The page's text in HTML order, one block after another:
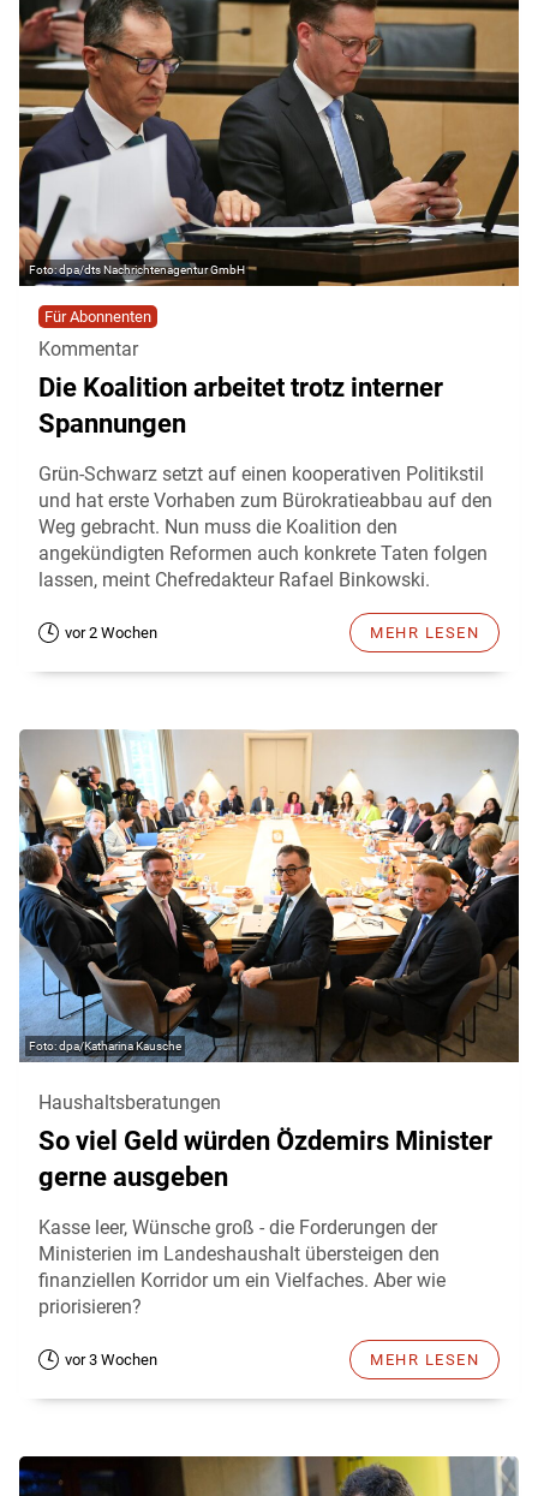
dpa/dts Nachrichtenagentur GmbH
Für Abonnenten
Kommentar
Die Koalition arbeitet trotz interner
Spannungen
Grün-Schwarz setzt auf einen kooperativen Politikstil
und hat erste Vorhaben zum Bürokratieabbau auf den
Weg gebracht. Nun muss die Koalition den
angekündigten Reformen auch konkrete Taten folgen
lassen, meint Chefredakteur Rafael Binkowski.
vor 2 Wochen MEHR LESEN
dpa/Katharina Kausche
Haushaltsberatungen
So viel Geld würden Özdemirs Minister
gerne ausgeben
Kasse leer, Wünsche groß - die Forderungen der
Ministerien im Landeshaushalt übersteigen den
finanziellen Korridor um ein Vielfaches. Aber wie
priorisieren?
vor 3 Wochen MEHR LESEN